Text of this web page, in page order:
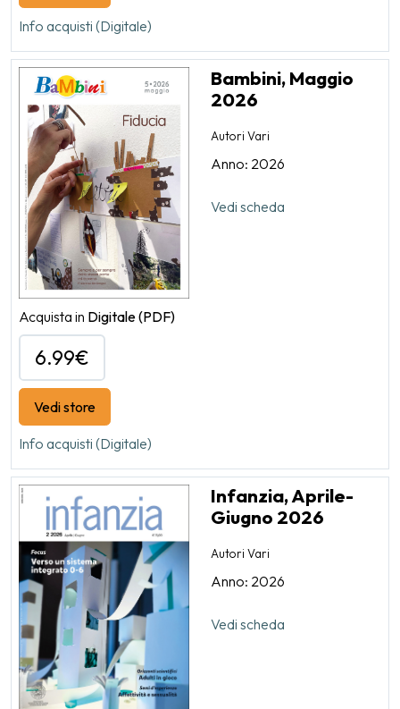
Info acquisti (Digitale)
Bambini, Maggio
2026
Autori Vari
Anno: 2026
Vedi scheda
Acquista in Digitale(PDF)
6.99€
Vedi store
Info acquisti (Digitale)
Infanzia, Aprile-
Giugno 2026
Autori Vari
Anno: 2026
Vedi scheda